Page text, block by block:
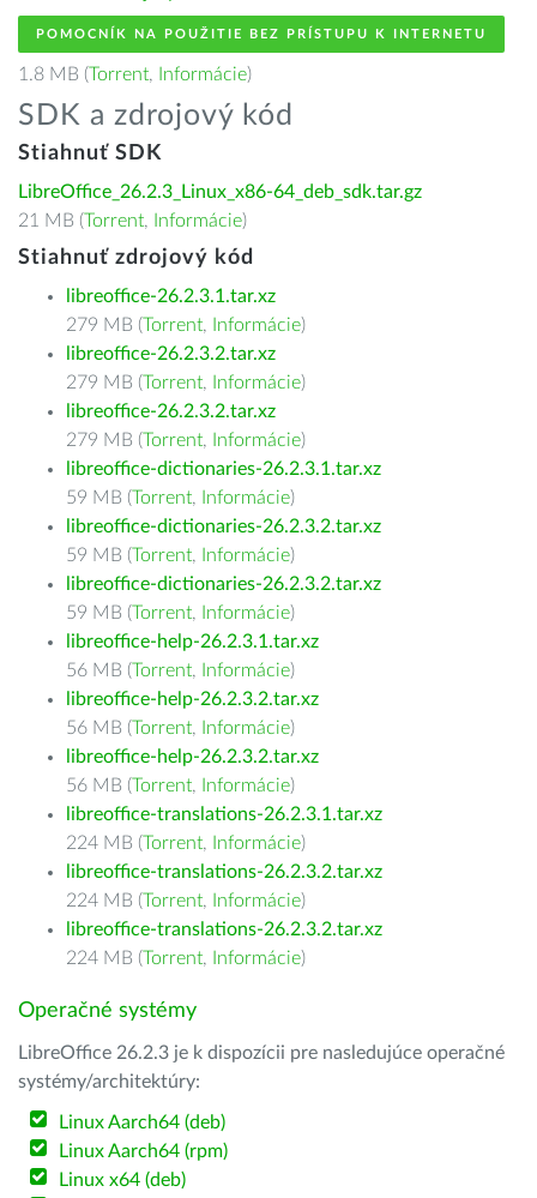
POMOCNÍK NA POUŽITIE BEZ PRÍSTUPU K INTERNETU
1.8 MB (Torrent, Informácie)
SDK a zdrojový kód
Stiahnuť SDK
LibreOffice_26.2.3_Linux_x86-64_deb_sdk.tar.gz
21 MB (Torrent, Informácie)
Stiahnuť zdrojový kód
libreoffice-26.2.3.1.tar.xz
279 MB (Torrent, Informácie)
libreoffice-26.2.3.2.tar.xz
279 MB (Torrent, Informácie)
libreoffice-26.2.3.2.tar.xz
279 MB (Torrent, Informácie)
libreoffice-dictionaries-26.2.3.1.tar.xz
59 MB (Torrent, Informácie)
libreoffice-dictionaries-26.2.3.2.tar.xz
59 MB (Torrent, Informácie)
libreoffice-dictionaries-26.2.3.2.tar.xz
59 MB (Torrent, Informácie)
libreoffice-help-26.2.3.1.tar.xz
56 MB (Torrent, Informácie)
libreoffice-help-26.2.3.2.tar.xz
56 MB (Torrent, Informácie)
libreoffice-help-26.2.3.2.tar.xz
56 MB (Torrent, Informácie)
libreoffice-translations-26.2.3.1.tar.xz
224 MB (Torrent, Informácie)
libreoffice-translations-26.2.3.2.tar.xz
224 MB (Torrent, Informácie)
libreoffice-translations-26.2.3.2.tar.xz
224 MB (Torrent, Informácie)
Operačné systémy
LibreOffice 26.2.3 je k dispozícii pre nasledujúce operačné
systémy/architektúry:
Linux Aarch64 (deb)
Linux Aarch64 (rpm)
Linux x64 (deb)